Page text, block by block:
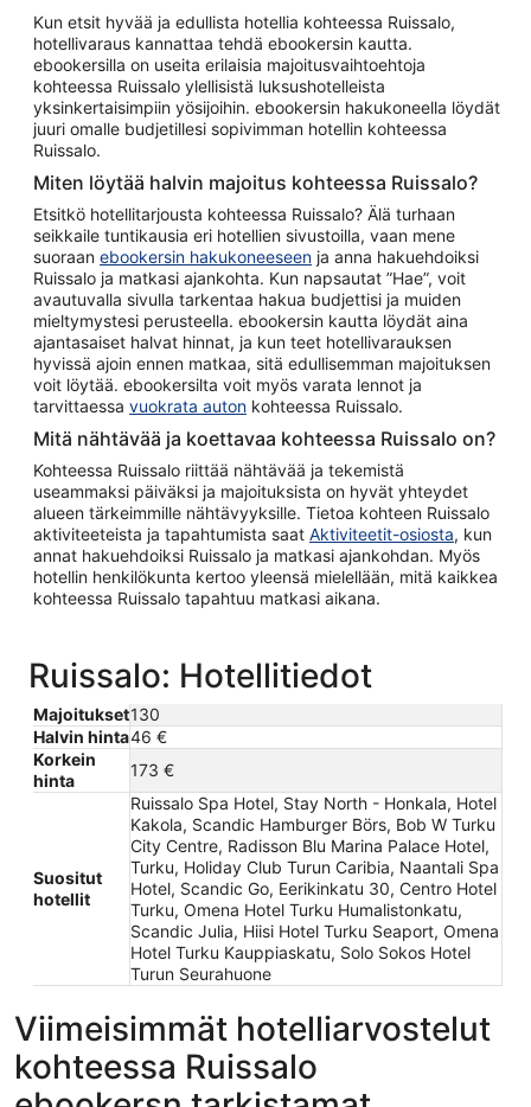
Kun etsit hyvää ja edullista hotellia kohteessa Ruissalo,
hotellivaraus kannattaa tehdä ebookersin kautta.
ebookersilla on useita erilaisia majoitusvaihtoehtoja
kohteessa Ruissalo ylellisistä luksushotelleista
yksinkertaisimpiin yösijoihin. ebookersin hakukoneella löydät
juuri omalle budjetillesi sopivimman hotellin kohteessa
Ruissalo.
Miten löytää halvin majoitus kohteessa Ruissalo?
Etsitkö hotellitarjousta kohteessa Ruissalo? Älä turhaan
seikkaile tuntikausia eri hotellien sivustoilla, vaan mene
suoraan ebookersin hakukoneeseen ja anna hakuehdoiksi
Ruissalo ja matkasi ajankohta. Kun napsautat ”Hae”, voit
avautuvalla sivulla tarkentaa hakua budjettisi ja muiden
mieltymystesi perusteella. ebookersin kautta löydät aina
ajantasaiset halvat hinnat, ja kun teet hotellivarauksen
hyvissä ajoin ennen matkaa, sitä edullisemman majoituksen
voit löytää. ebookersilta voit myös varata lennot ja
tarvittaessa vuokrata auton kohteessa Ruissalo.
Mitä nähtävää ja koettavaa kohteessa Ruissalo on?
Kohteessa Ruissalo riittää nähtävää ja tekemistä
useammaksi päiväksi ja majoituksista on hyvät yhteydet
alueen tärkeimmille nähtävyyksille. Tietoa kohteen Ruissalo
aktiviteeteista ja tapahtumista saat Aktiviteetit-osiosta, kun
annat hakuehdoiksi Ruissalo ja matkasi ajankohdan. Myös
hotellin henkilökunta kertoo yleensä mielellään, mitä kaikkea
kohteessa Ruissalo tapahtuu matkasi aikana.
Ruissalo: Hotellitiedot
Majoitukset130
Halvin hinta46 €
Korkein
hinta
173 €
Suositut
hotellit
Ruissalo Spa Hotel, Stay North - Honkala, Hotel
Kakola, Scandic Hamburger Börs, Bob W Turku
City Centre, Radisson Blu Marina Palace Hotel,
Turku, Holiday Club Turun Caribia, Naantali Spa
Hotel, Scandic Go, Eerikinkatu 30, Centro Hotel
Turku, Omena Hotel Turku Humalistonkatu,
Scandic Julia, Hiisi Hotel Turku Seaport, Omena
Hotel Turku Kauppiaskatu, Solo Sokos Hotel
Turun Seurahuone
Viimeisimmät hotelliarvostelut
kohteessa Ruissalo